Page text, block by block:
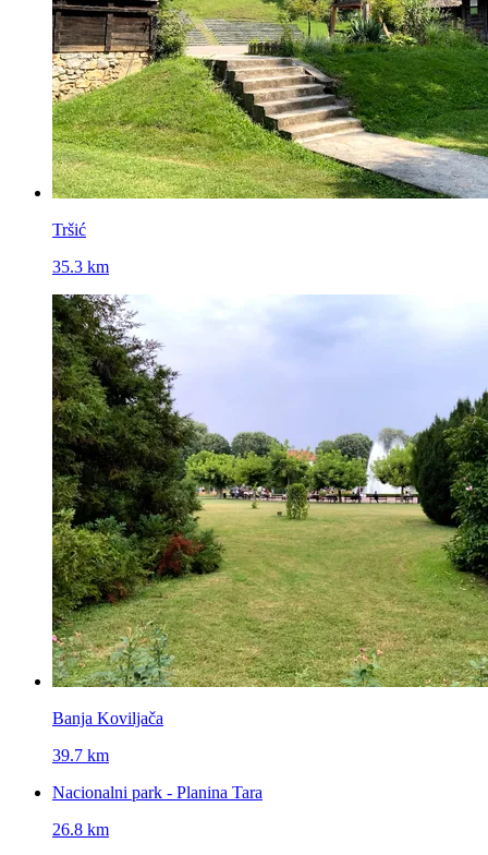
Tršić
35.3 km
Banja Koviljača
39.7 km
Nacionalni park - Planina Tara
26.8 km